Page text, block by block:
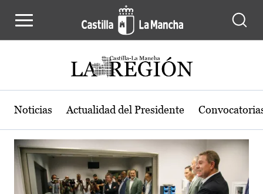
Actualidad de la región de Castilla-
Noticias Actualidad del Presidente